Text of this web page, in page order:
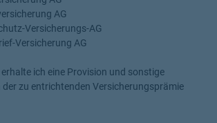
AG
Versicherungs-AG
Versicherung AG
ich eine Provision und sonstige
der zu entrichtenden Versicherungsprämie